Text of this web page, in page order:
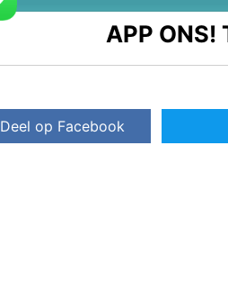
APP ONS!
Deel op Facebook